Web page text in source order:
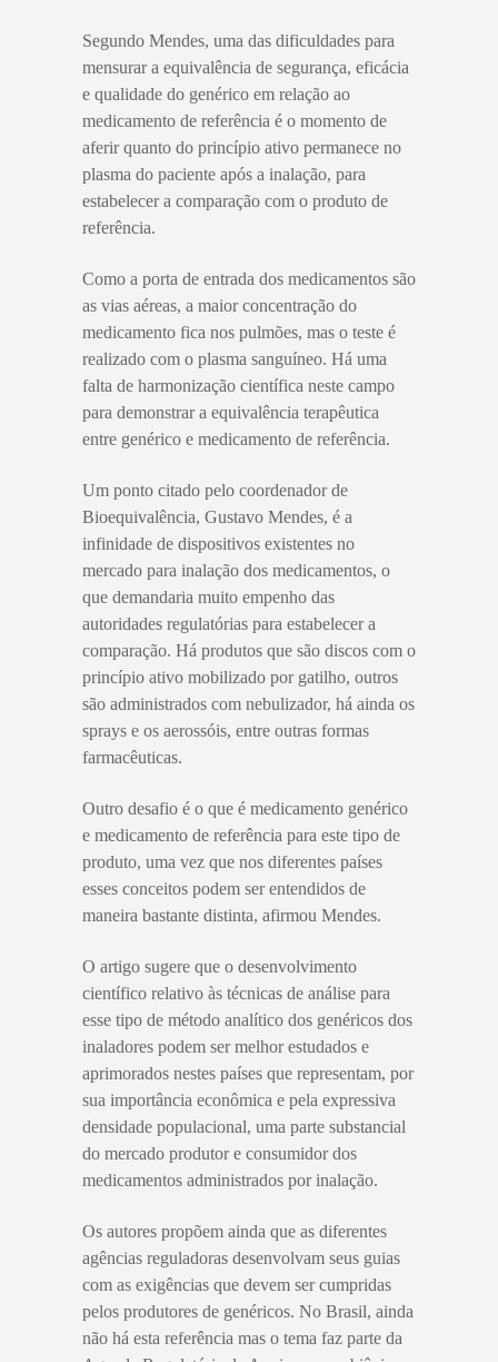
Segundo Mendes, uma das dificuldades para
mensurar a equivalência de segurança, eficácia
e qualidade do genérico em relação ao
medicamento de referência é o momento de
aferir quanto do princípio ativo permanece no
plasma do paciente após a inalação, para
estabelecer a comparação com o produto de
referência.
Como a porta de entrada dos medicamentos são
as vias aéreas, a maior concentração do
medicamento fica nos pulmões, mas o teste é
realizado com o plasma sanguíneo. Há uma
falta de harmonização científica neste campo
para demonstrar a equivalência terapêutica
entre genérico e medicamento de referência.
Um ponto citado pelo coordenador de
Bioequivalência, Gustavo Mendes, é a
infinidade de dispositivos existentes no
mercado para inalação dos medicamentos, o
que demandaria muito empenho das
autoridades regulatórias para estabelecer a
comparação. Há produtos que são discos com o
princípio ativo mobilizado por gatilho, outros
são administrados com nebulizador, há ainda os
sprays e os aerossóis, entre outras formas
farmacêuticas.
Outro desafio é o que é medicamento genérico
e medicamento de referência para este tipo de
produto, uma vez que nos diferentes países
esses conceitos podem ser entendidos de
maneira bastante distinta, afirmou Mendes.
O artigo sugere que o desenvolvimento
científico relativo às técnicas de análise para
esse tipo de método analítico dos genéricos dos
inaladores podem ser melhor estudados e
aprimorados nestes países que representam, por
sua importância econômica e pela expressiva
densidade populacional, uma parte substancial
do mercado produtor e consumidor dos
medicamentos administrados por inalação.
Os autores propõem ainda que as diferentes
agências reguladoras desenvolvam seus guias
com as exigências que devem ser cumpridas
pelos produtores de genéricos. No Brasil, ainda
não há esta referência mas o tema faz parte da